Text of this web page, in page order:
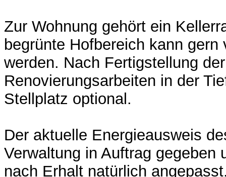
Zur Wohnung gehört ein
begrünte Hofbereich kann
werden. Nach Fertigstellung
Renovierungsarbeiten in der
Stellplatz optional.
Der aktuelle Energieausweis
Verwaltung in Auftrag gegeben
nach Erhalt natürlich